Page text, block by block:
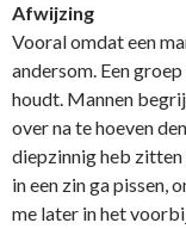
Afwijzing
Vooral omdat een
andersom. Een
houdt. Mannen
over na te hoeven
diepzinnig heb zitten
in een zin ga pissen,
me later in het